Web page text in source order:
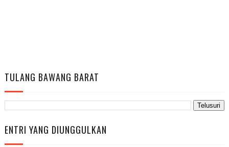
TULANG BAWANG BARAT
ENTRI YANG DIUNGGULKAN